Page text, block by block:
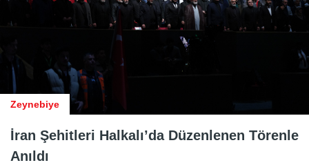
Zeynebiye
İran Şehitleri Halkalı’da Düzenlenen Törenle
Anıldı